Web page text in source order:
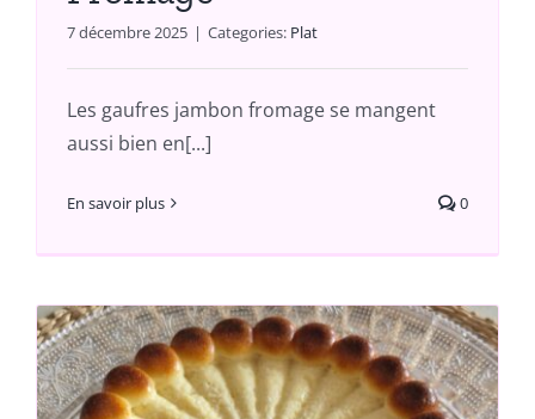
7 décembre 2025 | Categories: Plat
Les gaufres jambon fromage se mangent
aussi bien en[...]
En savoir plus 0